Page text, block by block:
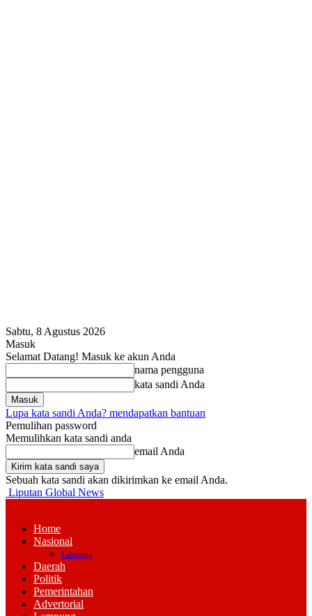
Sabtu, 8 Agustus 2026
Masuk
Selamat Datang! Masuk ke akun Anda
nama pengguna
kata sandi Anda
Lupa kata sandi Anda? mendapatkan bantuan
Pemulihan password
Memulihkan kata sandi anda
email Anda
Sebuah kata sandi akan dikirimkan ke email Anda.
Liputan Global News
Home
Nasional
Lampung
Daerah
Politik
Pemerintahan
Advertorial